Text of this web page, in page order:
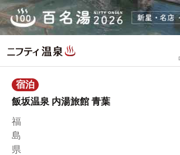
宿泊
飯坂温泉 内湯旅館 青葉
福
島
県